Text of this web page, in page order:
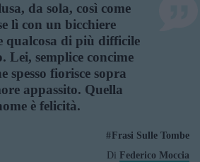
da sola, così come
lì con un bicchiere
qualcosa di più difficile
Lei, semplice concime
spesso fiorisce sopra
appassito. Quella
è felicità.
Frasi Sulle Tombe
Di Federico Moccia